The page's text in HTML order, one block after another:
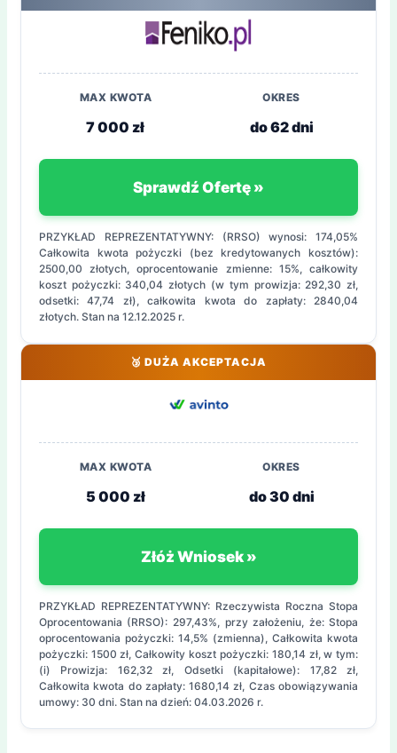
MAX KWOTA
7 000 zł
OKRES
do 62 dni
Sprawdź Ofertę »
PRZYKŁAD REPREZENTATYWNY: (RRSO) wynosi: 174,05%
Całkowita kwota pożyczki (bez kredytowanych kosztów):
2500,00 złotych, oprocentowanie zmienne: 15%, całkowity
koszt pożyczki: 340,04 złotych (w tym prowizja: 292,30 zł,
odsetki: 47,74 zł), całkowita kwota do zapłaty: 2840,04
złotych. Stan na 12.12.2025 r.
🥉 DUŻA AKCEPTACJA
MAX KWOTA
5 000 zł
OKRES
do 30 dni
Złóż Wniosek »
PRZYKŁAD REPREZENTATYWNY: Rzeczywista Roczna Stopa
Oprocentowania (RRSO): 297,43%, przy założeniu, że: Stopa
oprocentowania pożyczki: 14,5% (zmienna), Całkowita kwota
pożyczki: 1500 zł, Całkowity koszt pożyczki: 180,14 zł, w tym:
(i) Prowizja: 162,32 zł, Odsetki (kapitałowe): 17,82 zł,
Całkowita kwota do zapłaty: 1680,14 zł, Czas obowiązywania
umowy: 30 dni. Stan na dzień: 04.03.2026 r.